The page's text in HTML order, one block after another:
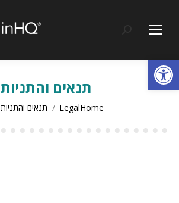
Search:
תנאים והתניות
You are here:
Home
Legal תנאים והתניות